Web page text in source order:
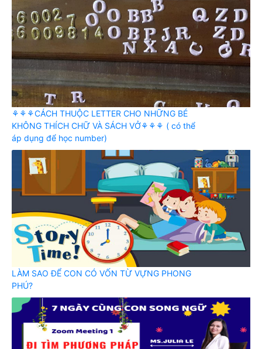
⚘⚘⚘CÁCH THUỘC LETTER CHO NHỮNG BÉ
KHÔNG THÍCH CHỮ VÀ SÁCH VỞ⚘⚘⚘ ( có thể
áp dụng để học number)
LÀM SAO ĐỂ CON CÓ VỐN TỪ VỰNG PHONG
PHÚ?